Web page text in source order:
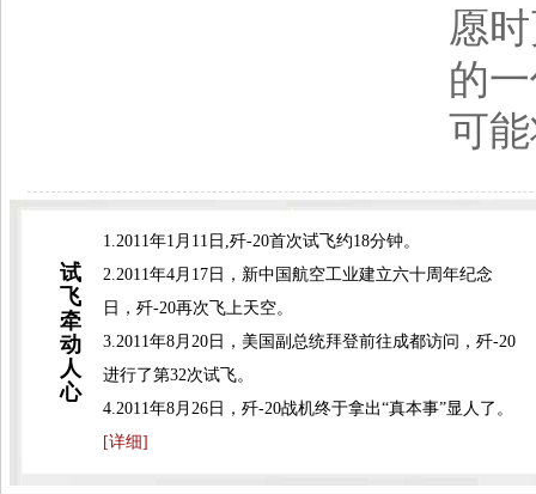
愿
的
可
试
飞
牵
动
人
心
1.2011年1月11日,歼-20首次试飞约18分钟。
2.2011年4月17日，新中国航空工业建立六十周年纪念
日，歼-20再次飞上天空。
3.2011年8月20日，美国副总统拜登前往成都访问，歼-20
进行了第32次试飞。
4.2011年8月26日，歼-20战机终于拿出“真本事”显人了。
[详细]